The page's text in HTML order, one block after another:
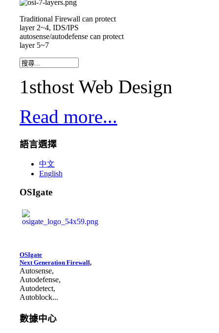
Traditional Firewall can protect
layer 2~4, IDS/IPS
autosense/autodefense can protect
layer 5~7
1sthost Web Design
Read more...
語言選擇
中文
English
OSIgate
OSIgate
Next Generation Firewall,
Autosense,
Autodefense,
Autodetect,
Autoblock...
數據中心